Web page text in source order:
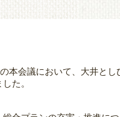
本会議において、大井と
た。